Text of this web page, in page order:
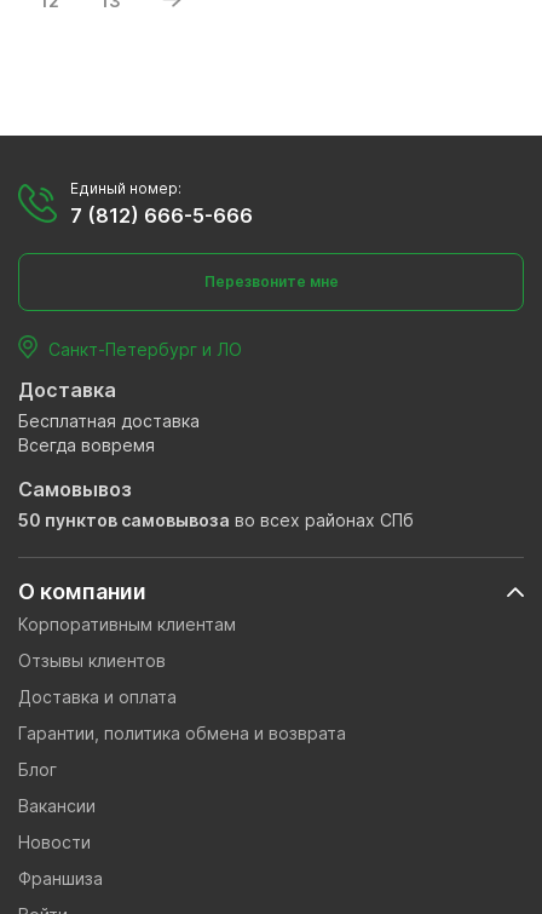
О компании
Корпоративным клиентам
Отзывы клиентов
Доставка и оплата
Гарантии, политика обмена и возврата
Блог
Вакансии
Новости
Франшиза
Единый номер:
7 (812) 666-5-666
Перезвоните мне
Санкт-Петербург и ЛО
Доставка
Бесплатная доставка
Всегда вовремя
Самовывоз
50 пунктов самовывоза во всех районах СПб